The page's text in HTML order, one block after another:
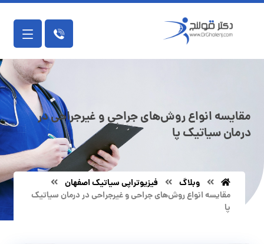
مقایسه انواع روش‌های جراحی و غیرجراحی در
درمان سیاتیک پا
وبلاگ
فیزیوتراپی سیاتیک اصفهان
مقایسه انواع روش‌های جراحی و غیرجراحی در درمان سیاتیک
پا